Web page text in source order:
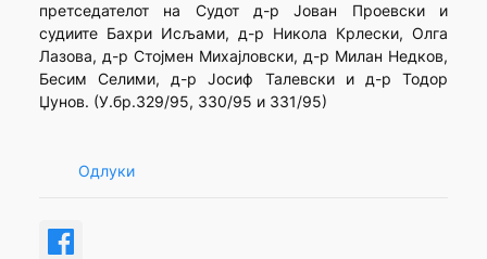
претседателот на Судот д-р Јован Проевски и
судиите Бахри Исљами, д-р Никола Крлески, Олга
Лазова, д-р Стојмен Михајловски, д-р Милан Недков,
Бесим Селими, д-р Јосиф Талевски и д-р Тодор
Џунов. (У.бр.329/95, 330/95 и 331/95)
Одлуки